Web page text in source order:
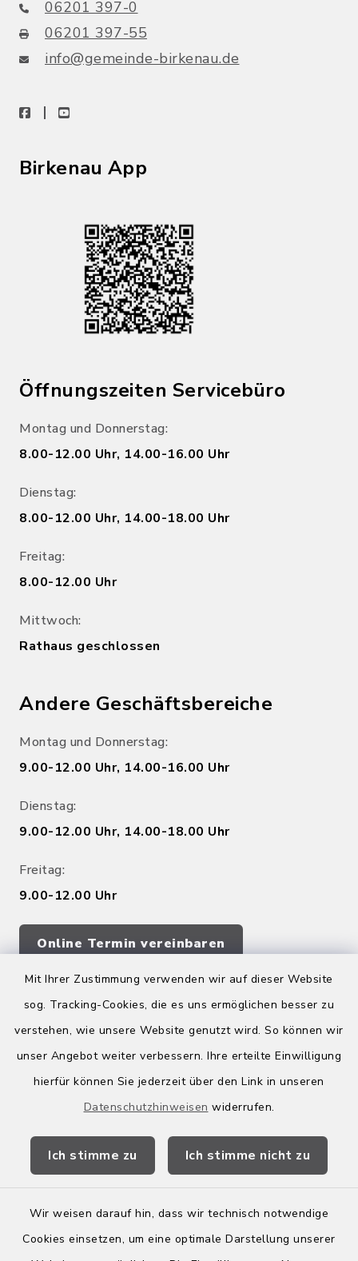
Mit Ihrer Zustimmung verwenden wir auf dieser Website
sog. Tracking-Cookies, die es uns ermöglichen besser zu
verstehen, wie unsere Website genutzt wird. So können wir
unser Angebot weiter verbessern. Ihre erteilte Einwilligung
hierfür können Sie jederzeit über den Link in unseren
Datenschutzhinweisen widerrufen.
Ich stimme zu Ich stimme nicht zu
Wir weisen darauf hin, dass wir technisch notwendige
Cookies einsetzen, um eine optimale Darstellung unserer
06201 397-0
06201 397-55
info@gemeinde-birkenau.de
facebookyoutube
Birkenau App
Öffnungszeiten Servicebüro
Montag und Donnerstag:
8.00-12.00 Uhr, 14.00-16.00 Uhr
Dienstag:
8.00-12.00 Uhr, 14.00-18.00 Uhr
Freitag:
8.00-12.00 Uhr
Mittwoch:
Rathaus geschlossen
Andere Geschäftsbereiche
Montag und Donnerstag:
9.00-12.00 Uhr, 14.00-16.00 Uhr
Dienstag:
9.00-12.00 Uhr, 14.00-18.00 Uhr
Freitag:
9.00-12.00 Uhr
Online Termin vereinbaren
Quicklinks
Kreis Bergstraße
Wirtschaftsregion Bergstraße
Kontakt